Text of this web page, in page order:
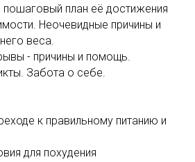
пошаговый план её достижения
Неочевидные причины и
веса.
- причины и помощь.
Забота о себе.
к правильному питанию и
для похудения